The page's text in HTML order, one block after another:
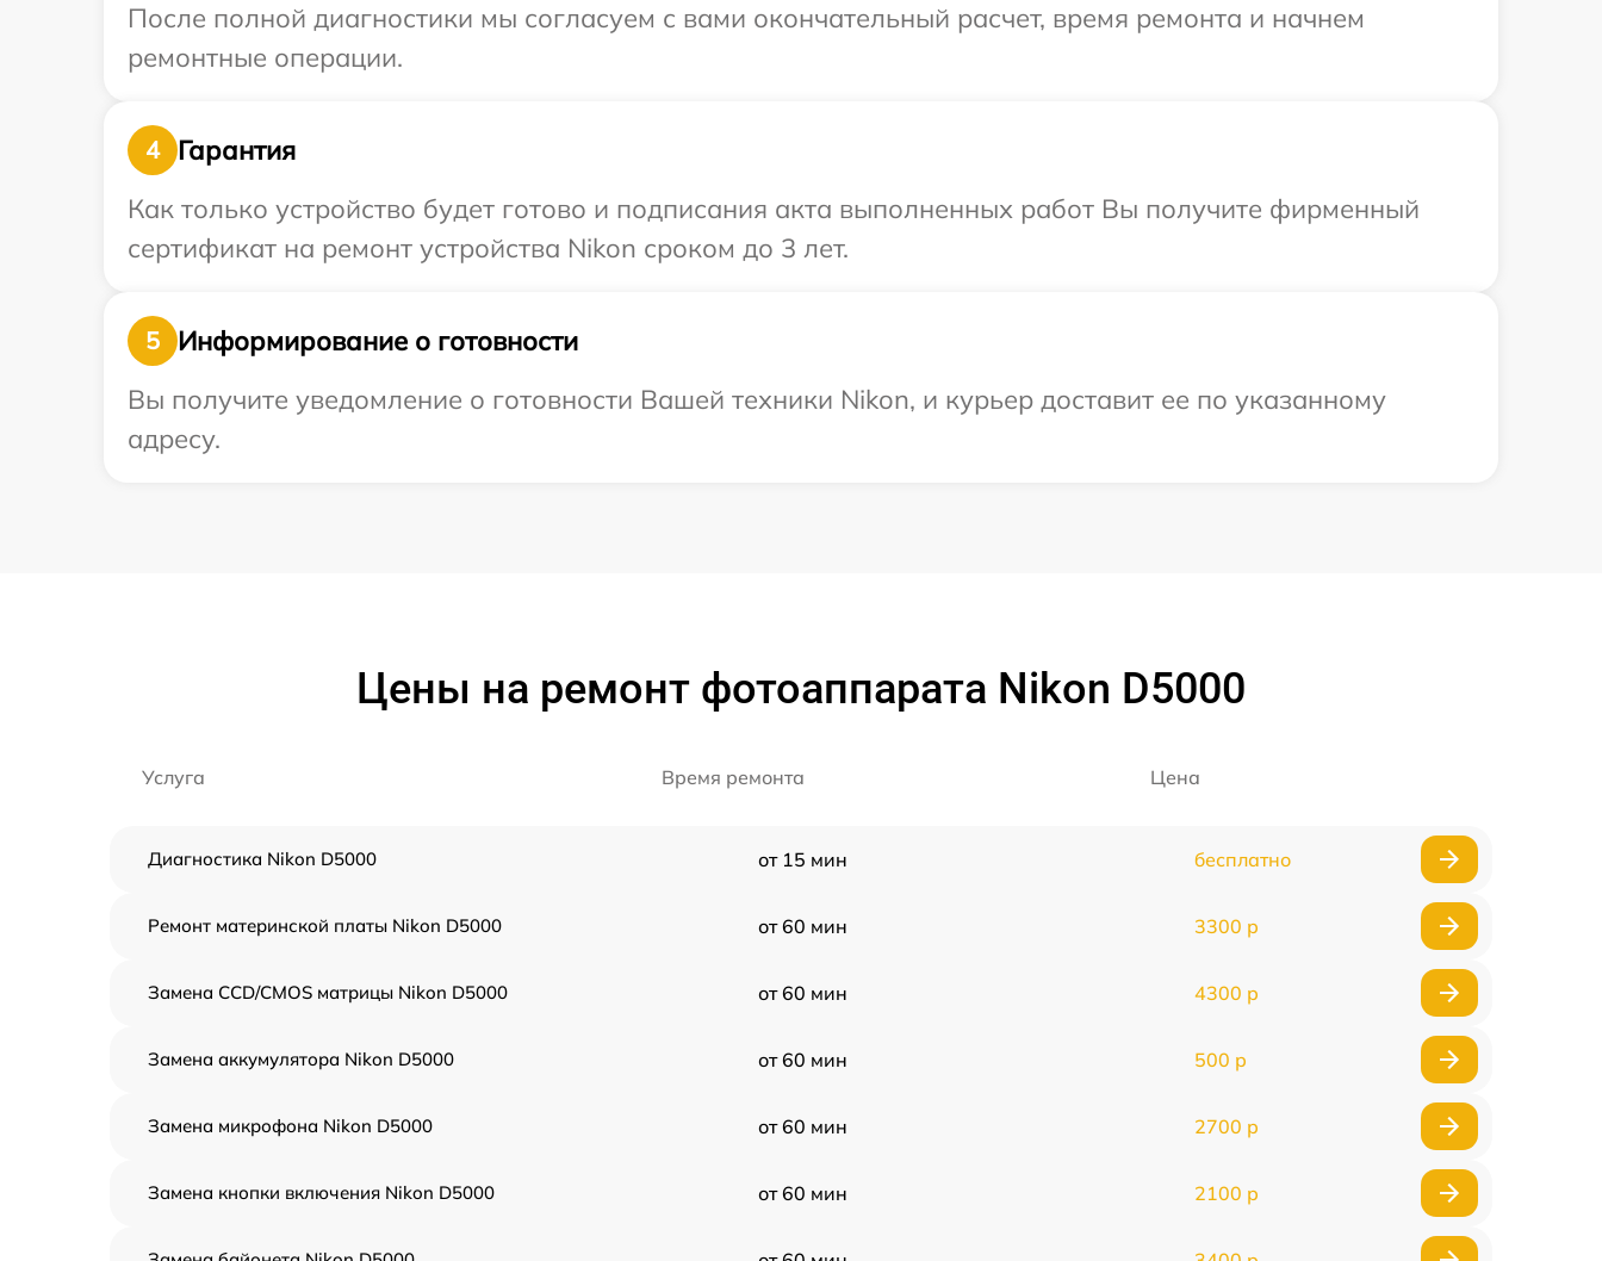
После полной диагностики мы согласуем с вами окончательный расчет, время ремонта и начнем
ремонтные операции.
4
Гарантия
Как только устройство будет готово и подписания акта выполненных работ Вы получите фирменный
сертификат на ремонт устройства Nikon сроком до 3 лет.
5
Информирование о готовности
Вы получите уведомление о готовности Вашей техники Nikon, и курьер доставит ее по указанному
адресу.
Цены на ремонт фотоаппарата Nikon D5000
Услуга Время ремонта Цена
Диагностика Nikon D5000 от 15 мин бесплатно
Ремонт материнской платы Nikon D5000 от 60 мин 3300 р
Замена CCD/CMOS матрицы Nikon D5000 от 60 мин 4300 р
Замена аккумулятора Nikon D5000 от 60 мин 500 р
Замена микрофона Nikon D5000 от 60 мин 2700 р
Замена кнопки включения Nikon D5000 от 60 мин 2100 р